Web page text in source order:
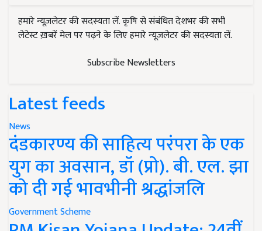
हमारे न्यूज़लेटर की सदस्यता लें. कृषि से संबंधित देशभर की सभी
लेटेस्ट ख़बरें मेल पर पढ़ने के लिए हमारे न्यूज़लेटर की सदस्यता लें.
Subscribe Newsletters
Latest feeds
News
दंडकारण्य की साहित्य परंपरा के एक
युग का अवसान, डॉ (प्रो). बी. एल. झा
को दी गई भावभीनी श्रद्धांजलि
Government Scheme